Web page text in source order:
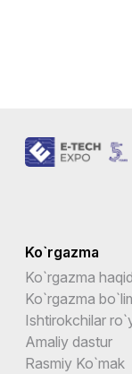
Ko`rgazma
Ko`rgazma
Ko`rgazma
Ishtirokchilar
Amaliy dastur
Rasmiy Ko`mak